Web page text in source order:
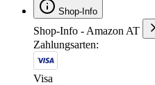
Shop-Info
Shop-Info - Amazon AT
Zahlungsarten:
Visa